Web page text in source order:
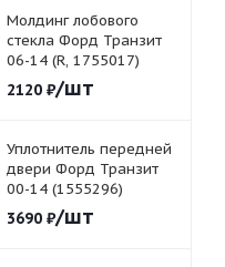
Молдинг лобового
стекла Форд Транзит
06-14 (R, 1755017)
2120₽/шт
Уплотнитель передней
двери Форд Транзит
00-14 (1555296)
3690₽/шт